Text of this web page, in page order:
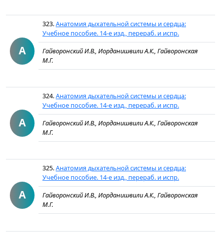
А
323.Анатомия дыхательной системы и сердца:
Учебное пособие. 14-е изд., перераб. и испр.
Гайворонский И.В., Иорданишвили А.К., Гайворонская
М.Г.
А
324.Анатомия дыхательной системы и сердца:
Учебное пособие. 14-е изд., перераб. и испр.
Гайворонский И.В., Иорданишвили А.К., Гайворонская
М.Г.
А
325.Анатомия дыхательной системы и сердца:
Учебное пособие. 14-е изд., перераб. и испр.
Гайворонский И.В., Иорданишвили А.К., Гайворонская
М.Г.